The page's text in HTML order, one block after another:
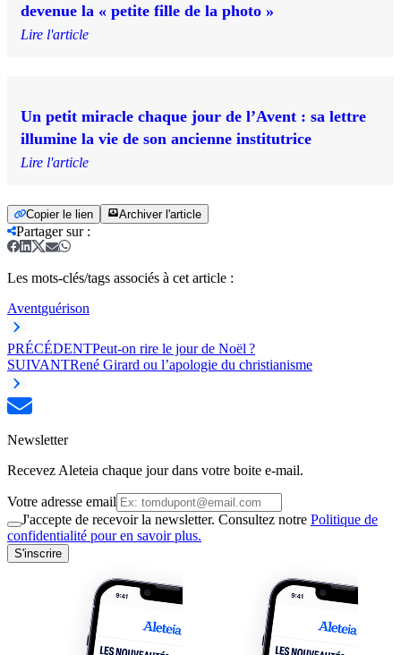
devenue la « petite fille de la photo »
Lire l'article
Un petit miracle chaque jour de l’Avent : sa lettre
illumine la vie de son ancienne institutrice
Lire l'article
Copier le lien Archiver l'article
Partager sur:
Les mots-clés/tags associés à cet article :
Aventguérison
PRÉCÉDENTPeut-on rire le jour de Noël ?
SUIVANTRené Girard ou l’apologie du christianisme
Newsletter
Recevez Aleteia chaque jour dans votre boite e-mail.
Votre adresse email
J'accepte de recevoir la newsletter. Consultez notre Politique de
confidentialité pour en savoir plus.
S'inscrire